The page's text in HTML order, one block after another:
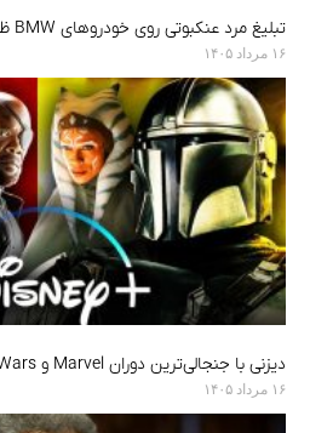
تبلیغ مرد عنکبوتی روی خودروهای BMW ظاهر شد | اعتراض شدید مالکان
۱۶ مرداد ۱۴۰۵
دیزنی با جنجالی‌ترین دوران Marvel و Star Wars خداحافظی می‌کند
۱۶ مرداد ۱۴۰۵